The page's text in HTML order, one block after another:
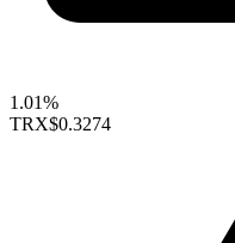
1.01%
TRX$0.3274